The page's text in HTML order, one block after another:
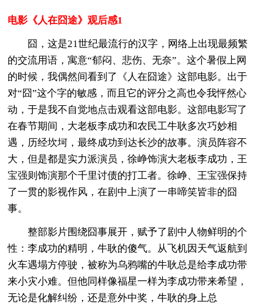
电影《人在囧途》观后感1
囧，这是21世纪最流行的汉字，网络上出现最频繁
的交流用语，寓意“郁闷、悲伤、无奈”。这个暑假上网
的时候，我偶然间看到了《人在囧途》这部电影。出于
对“囧”这个字的敏感，而且它的评分之高也令我怦然心
动，于是我不自觉地点击观看这部电影。这部电影写了
在春节期间，大老板李成功和农民工牛耿多次巧妙相
遇，历经坎坷，最终成功到达长沙的故事。演员阵容不
大，但是都是实力派演员，徐峥饰演大老板李成功，王
宝强则饰演那个千里讨债的打工者。徐峥、王宝强保持
了一贯的影视作风，在剧中上演了一串啼笑皆非的囧
事。
整部影片围绕囧事展开，赋予了剧中人物鲜明的个
性：李成功的精明，牛耿的傻气。从飞机因天气返航到
火车遇塌方停驶，被称为乌鸦嘴的牛耿总是给李成功带
来小灾小难。但他同样像福星一样为李成功带来希望，
无论是化解纠纷，还是意外中奖，牛耿的身上总